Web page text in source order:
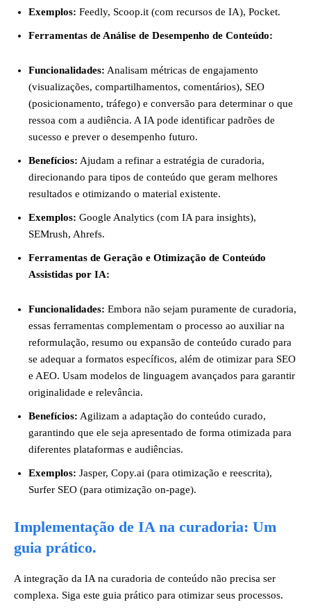
Exemplos: Feedly, Scoop.it (com recursos de IA), Pocket.
Ferramentas de Análise de Desempenho de Conteúdo:
Funcionalidades: Analisam métricas de engajamento
(visualizações, compartilhamentos, comentários), SEO
(posicionamento, tráfego) e conversão para determinar o que
ressoa com a audiência. A IA pode identificar padrões de
sucesso e prever o desempenho futuro.
Benefícios: Ajudam a refinar a estratégia de curadoria,
direcionando para tipos de conteúdo que geram melhores
resultados e otimizando o material existente.
Exemplos: Google Analytics (com IA para insights),
SEMrush, Ahrefs.
Ferramentas de Geração e Otimização de Conteúdo
Assistidas por IA:
Funcionalidades: Embora não sejam puramente de curadoria,
essas ferramentas complementam o processo ao auxiliar na
reformulação, resumo ou expansão de conteúdo curado para
se adequar a formatos específicos, além de otimizar para SEO
e AEO. Usam modelos de linguagem avançados para garantir
originalidade e relevância.
Benefícios: Agilizam a adaptação do conteúdo curado,
garantindo que ele seja apresentado de forma otimizada para
diferentes plataformas e audiências.
Exemplos: Jasper, Copy.ai (para otimização e reescrita),
Surfer SEO (para otimização on-page).
Implementação de IA na curadoria: Um
guia prático.
A integração da IA na curadoria de conteúdo não precisa ser
complexa. Siga este guia prático para otimizar seus processos.